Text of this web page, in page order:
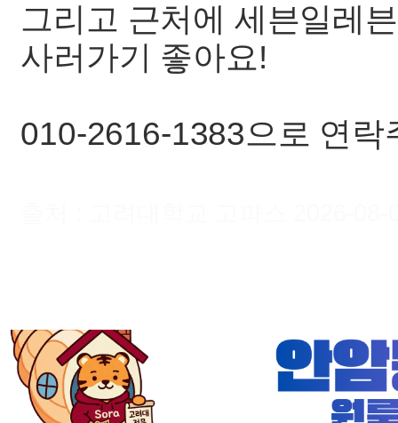
그리고 근처에 세븐일레
사러가기 좋아요!
010-2616-1383으로 연락